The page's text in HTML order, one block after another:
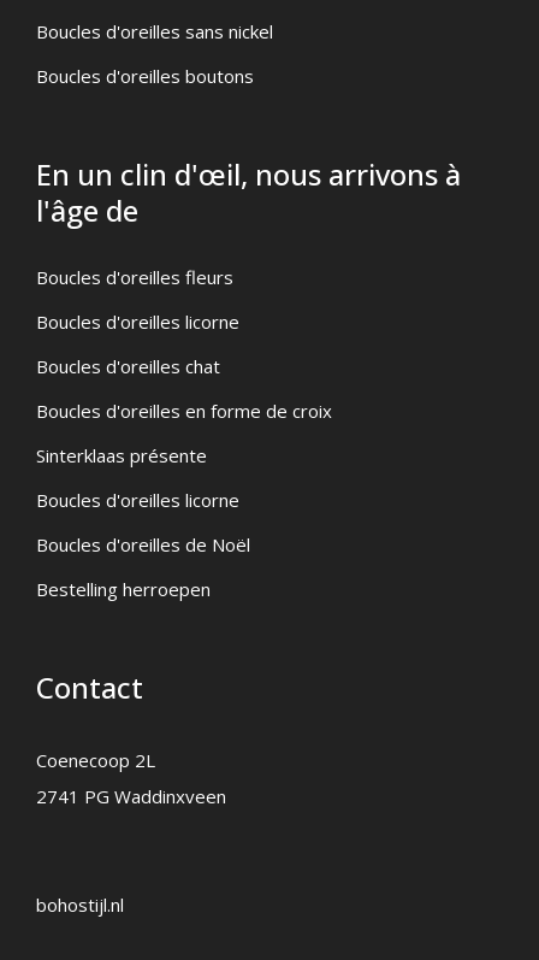
Boucles d'oreilles sans nickel
Boucles d'oreilles boutons
En un clin d'œil, nous arrivons à
l'âge de
Boucles d'oreilles fleurs
Boucles d'oreilles licorne
Boucles d'oreilles chat
Boucles d'oreilles en forme de croix
Sinterklaas présente
Boucles d'oreilles licorne
Boucles d'oreilles de Noël
Bestelling herroepen
Contact
Coenecoop 2L
2741 PG Waddinxveen
bohostijl.nl